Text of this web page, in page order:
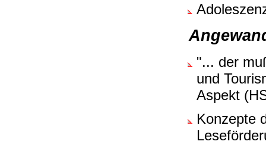
"... der
und
Aspekt
Konzepte